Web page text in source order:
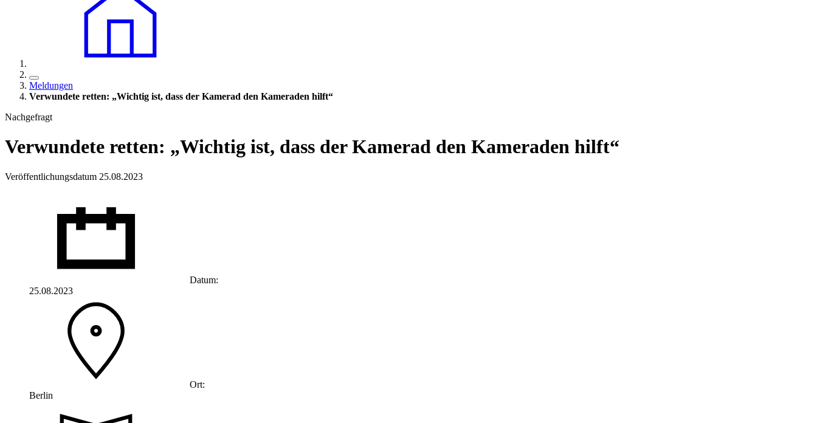
Meldungen
Verwundete retten: „Wichtig ist, dass der Kamerad den Kameraden hilft“
Nachgefragt
Verwundete retten: „Wichtig ist, dass der Kamerad den Kameraden hilft“
Veröffentlichungsdatum 25.08.2023
Datum:
25.08.2023
Ort:
Berlin